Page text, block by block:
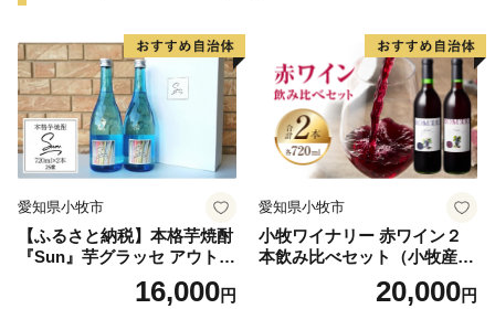
由に上がることができます。また、所有資料は約12000
点もあります。
【お申込とお礼の品のお届けについて】
葛城市産のお礼の品をお送りいたします。
・寄附者様のご都合による寄附申込のキャンセル、お礼
愛知県小牧市
【ふるさと納税】本格芋焼酎
『Sun』芋グラッセ アウトド
ア ソロキャンプ ベランピン
グ 巣ごもり 就労支援16,000円
愛知県小牧市
小牧ワイナリー 赤ワイン２
本飲み比べセット（小牧産ぶ
どう100％使用）20,000円